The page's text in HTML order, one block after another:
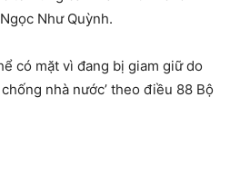
Như Quỳnh.
có mặt vì đang bị giam giữ do
nhà nước’ theo điều 88 Bộ